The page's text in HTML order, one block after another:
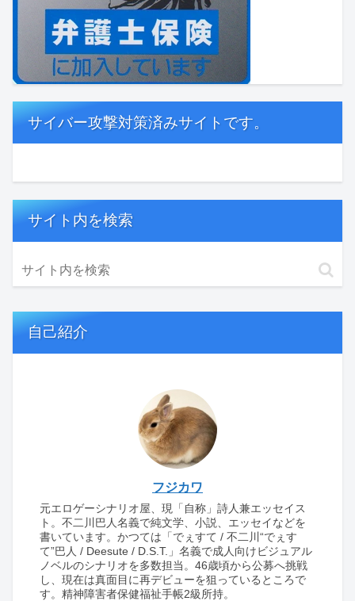
サイバー攻撃対策済みサイトです。
サイト内を検索
自己紹介
フジカワ
元エロゲーシナリオ屋、現「自称」詩人兼エッセイス
ト。不二川巴人名義で純文学、小説、エッセイなどを
書いています。かつては「でぇすて / 不二川“でぇす
て”巴人 / Deesute / D.S.T.」名義で成人向けビジュアル
ノベルのシナリオを多数担当。46歳頃から公募へ挑戦
し、現在は真面目に再デビューを狙っているところで
す。精神障害者保健福祉手帳2級所持。